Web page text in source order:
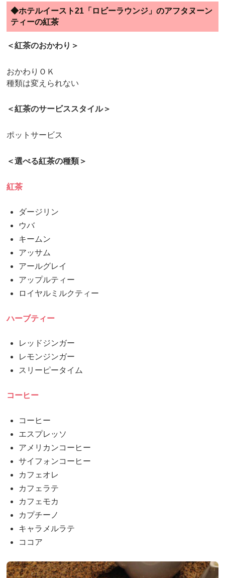
◆ホテルイースト21「ロビーラウンジ」のアフタヌーン
ティーの紅茶
＜紅茶のおかわり＞
おかわりＯＫ
種類は変えられない
＜紅茶のサービススタイル＞
ポットサービス
＜選べる紅茶の種類＞
紅茶
ダージリン
ウバ
キームン
アッサム
アールグレイ
アップルティー
ロイヤルミルクティー
ハーブティー
レッドジンガー
レモンジンガー
スリーピータイム
コーヒー
コーヒー
エスプレッソ
アメリカンコーヒー
サイフォンコーヒー
カフェオレ
カフェラテ
カフェモカ
カプチーノ
キャラメルラテ
ココア